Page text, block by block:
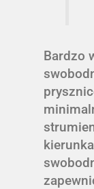
Bardzo